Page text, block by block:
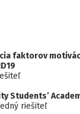
faktorov
Students’
riešiteľ